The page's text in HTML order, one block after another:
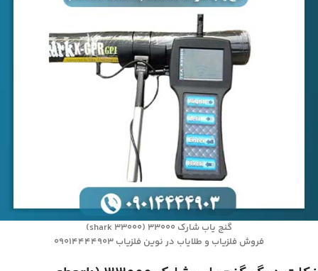
گنج یاب شارک ۳۳۰۰۰ (shark 33000)
فروش فلزیاب و طلایاب در نوین فلزیاب 09014444903